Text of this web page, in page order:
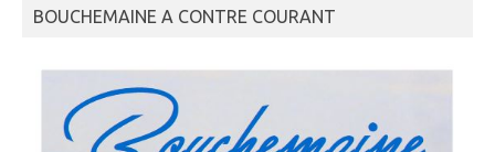
BOUCHEMAINE A CONTRE COURANT